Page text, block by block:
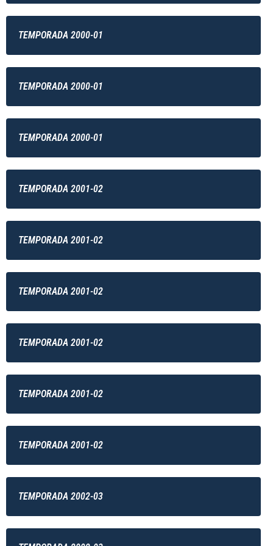
TEMPORADA 2000-01
TEMPORADA 2000-01
TEMPORADA 2000-01
TEMPORADA 2001-02
TEMPORADA 2001-02
TEMPORADA 2001-02
TEMPORADA 2001-02
TEMPORADA 2001-02
TEMPORADA 2001-02
TEMPORADA 2002-03